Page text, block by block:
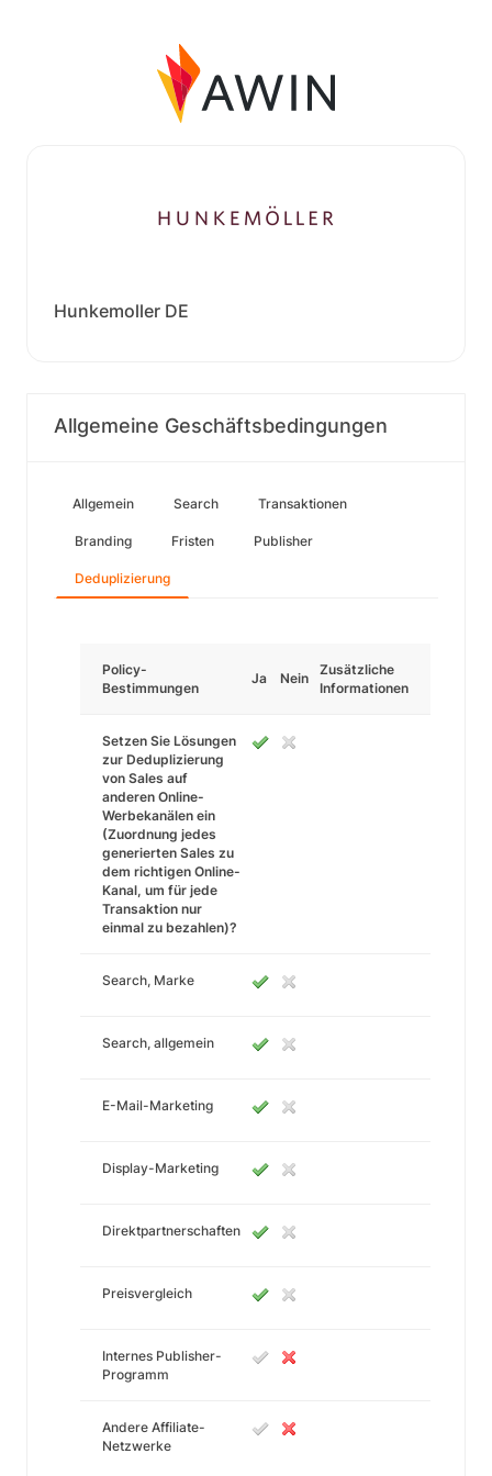
Hunkemoller DE
Allgemeine Geschäftsbedingungen
Allgemein Search Transaktionen
Branding Fristen Publisher
Deduplizierung
Policy-
Bestimmungen
Ja Nein
Zusätzliche
Informationen
Setzen Sie Lösungen
zur Deduplizierung
von Sales auf
anderen Online-
Werbekanälen ein
(Zuordnung jedes
generierten Sales zu
dem richtigen Online-
Kanal, um für jede
Transaktion nur
einmal zu bezahlen)?
Search, Marke
Search, allgemein
E-Mail-Marketing
Display-Marketing
Direktpartnerschaften
Preisvergleich
Internes Publisher-
Programm
Andere Affiliate-
Netzwerke